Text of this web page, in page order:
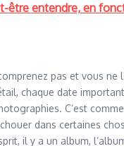
être entendre, en
pas et vous
chaque date
C’est
dans certaines
il y a un album,